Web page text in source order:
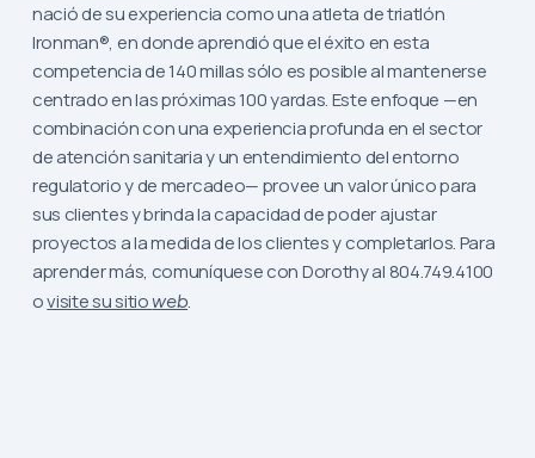
nació de su experiencia como una atleta de triatlón
Ironman®, en donde aprendió que el éxito en esta
competencia de 140 millas sólo es posible al mantenerse
centrado en las próximas 100 yardas. Este enfoque —en
combinación con una experiencia profunda en el sector
de atención sanitaria y un entendimiento del entorno
regulatorio y de mercadeo— provee un valor único para
sus clientes y brinda la capacidad de poder ajustar
proyectos a la medida de los clientes y completarlos. Para
aprender más, comuníquese con Dorothy al 804.749.4100
ovisite su sitioweb.